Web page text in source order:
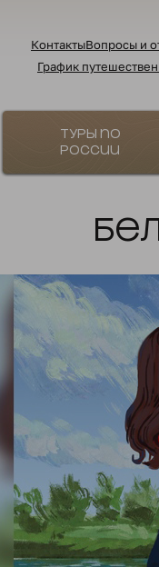
КонтактыВопросы и
График
Туры по
России